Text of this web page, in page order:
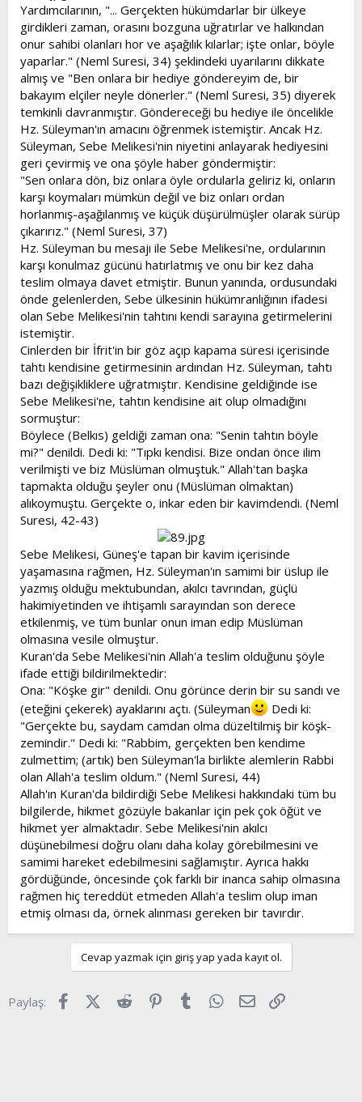
Yardımcılarının, "... Gerçekten hükümdarlar bir ülkeye
girdikleri zaman, orasını bozguna uğratırlar ve halkından
onur sahibi olanları hor ve aşağılık kılarlar; işte onlar, böyle
yaparlar." (Neml Suresi, 34) şeklindeki uyarılarını dikkate
almış ve "Ben onlara bir hediye göndereyim de, bir
bakayım elçiler neyle dönerler." (Neml Suresi, 35) diyerek
temkinli davranmıştır. Göndereceği bu hediye ile öncelikle
Hz. Süleyman'ın amacını öğrenmek istemiştir. Ancak Hz.
Süleyman, Sebe Melikesi'nin niyetini anlayarak hediyesini
geri çevirmiş ve ona şöyle haber göndermiştir:
"Sen onlara dön, biz onlara öyle ordularla geliriz ki, onların
karşı koymaları mümkün değil ve biz onları ordan
horlanmış-aşağılanmış ve küçük düşürülmüşler olarak sürüp
çıkarırız." (Neml Suresi, 37)
Hz. Süleyman bu mesajı ile Sebe Melikesi'ne, ordularının
karşı konulmaz gücünü hatırlatmış ve onu bir kez daha
teslim olmaya davet etmiştir. Bunun yanında, ordusundaki
önde gelenlerden, Sebe ülkesinin hükümranlığının ifadesi
olan Sebe Melikesi'nin tahtını kendi sarayına getirmelerini
istemiştir.
Cinlerden bir İfrit'in bir göz açıp kapama süresi içerisinde
tahtı kendisine getirmesinin ardından Hz. Süleyman, tahtı
bazı değişikliklere uğratmıştır. Kendisine geldiğinde ise
Sebe Melikesi'ne, tahtın kendisine ait olup olmadığını
sormuştur:
Böylece (Belkıs) geldiği zaman ona: "Senin tahtın böyle
mi?" denildi. Dedi ki: "Tıpkı kendisi. Bize ondan önce ilim
verilmişti ve biz Müslüman olmuştuk." Allah'tan başka
tapmakta olduğu şeyler onu (Müslüman olmaktan)
alıkoymuştu. Gerçekte o, inkar eden bir kavimdendi. (Neml
Suresi, 42-43)
Sebe Melikesi, Güneş'e tapan bir kavim içerisinde
yaşamasına rağmen, Hz. Süleyman'ın samimi bir üslup ile
yazmış olduğu mektubundan, akılcı tavrından, güçlü
hakimiyetinden ve ihtişamlı sarayından son derece
etkilenmiş, ve tüm bunlar onun iman edip Müslüman
olmasına vesile olmuştur.
Kuran'da Sebe Melikesi'nin Allah'a teslim olduğunu şöyle
ifade ettiği bildirilmektedir:
Ona: "Köşke gir" denildi. Onu görünce derin bir su sandı ve
(eteğini çekerek) ayaklarını açtı. (Süleyman
Dedi ki:
"Gerçekte bu, saydam camdan olma düzeltilmiş bir köşk-
zemindir." Dedi ki: "Rabbim, gerçekten ben kendime
zulmettim; (artık) ben Süleyman'la birlikte alemlerin Rabbi
olan Allah'a teslim oldum." (Neml Suresi, 44)
Allah'ın Kuran'da bildirdiği Sebe Melikesi hakkındaki tüm bu
bilgilerde, hikmet gözüyle bakanlar için pek çok öğüt ve
hikmet yer almaktadır. Sebe Melikesi'nin akılcı
düşünebilmesi doğru olanı daha kolay görebilmesini ve
samimi hareket edebilmesini sağlamıştır. Ayrıca hakkı
gördüğünde, öncesinde çok farklı bir inanca sahip olmasına
rağmen hiç tereddüt etmeden Allah'a teslim olup iman
etmiş olması da, örnek alınması gereken bir tavırdır.
Cevap yazmak için giriş yap yada kayıt ol.
Paylaş: FacebookX (Twitter)
Reddit Pinterest
Tumblr WhatsApp
E-posta